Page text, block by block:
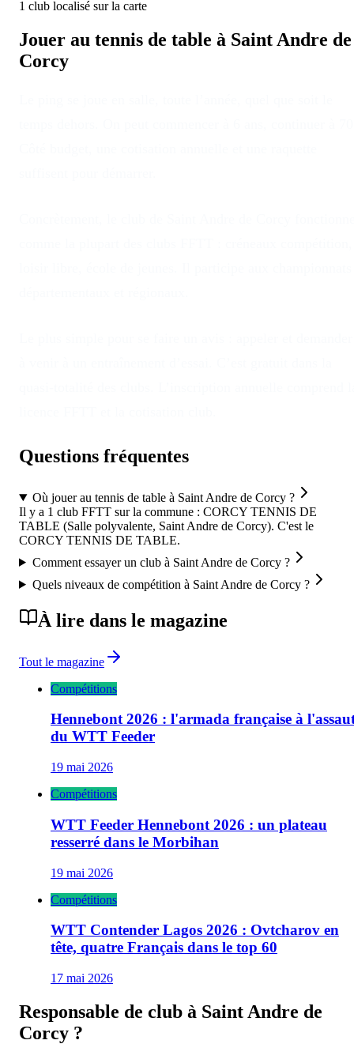
1 club localisé sur la carte
Jouer au tennis de table à Saint Andre de
Corcy
Questions fréquentes
Où jouer au tennis de table à Saint Andre de Corcy ?
Il y a 1 club FFTT sur la commune : CORCY TENNIS DE
TABLE (Salle polyvalente, Saint Andre de Corcy). C'est le
CORCY TENNIS DE TABLE.
Comment essayer un club à Saint Andre de Corcy ?
Quels niveaux de compétition à Saint Andre de Corcy ?
À lire dans le magazine
Tout le magazine
Compétitions
Hennebont 2026 : l'armada française à
du WTT Feeder
19 mai 2026
Compétitions
WTT Feeder Hennebont 2026 : un plateau
resserré dans le Morbihan
19 mai 2026
Compétitions
WTT Contender Lagos 2026 : Ovtcharov en
tête, quatre Français dans le top 60
17 mai 2026
Responsable de club à Saint Andre de
Corcy ?